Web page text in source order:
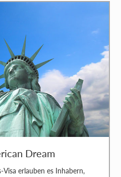
Dream
Visa erlauben es Inhabern,